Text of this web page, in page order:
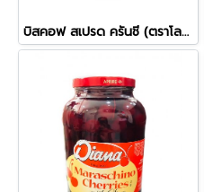
บิสคอฟ สเปรด ครันชี (ตราโลตัส)